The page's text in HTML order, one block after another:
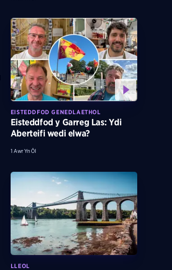
EISTEDDFOD GENEDLAETHOL
Eisteddfod y Garreg Las: Ydi
Aberteifi wedi elwa?
1 Awr Yn Ôl
LLEOL